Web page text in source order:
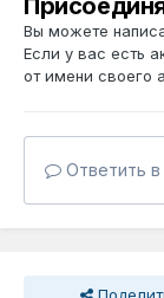
Вы можете
Если у вас есть
от имени своего
Ответить в